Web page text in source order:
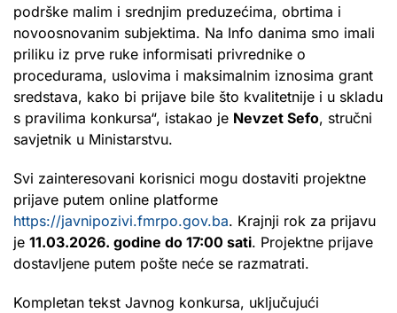
podrške malim i srednjim preduzećima, obrtima i
novoosnovanim subjektima. Na Info danima smo imali
priliku iz prve ruke informisati privrednike o
procedurama, uslovima i maksimalnim iznosima grant
sredstava, kako bi prijave bile što kvalitetnije i u skladu
s pravilima konkursa“, istakao je Nevzet Sefo, stručni
savjetnik u Ministarstvu.
Svi zainteresovani korisnici mogu dostaviti projektne
prijave putem online platforme
https://javnipozivi.fmrpo.gov.ba. Krajnji rok za prijavu
je 11.03.2026. godine do 17:00 sati. Projektne prijave
dostavljene putem pošte neće se razmatrati.
Kompletan tekst Javnog konkursa, uključujući